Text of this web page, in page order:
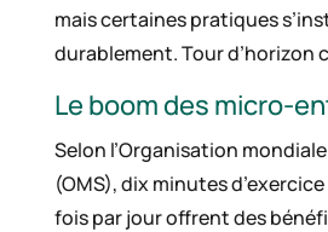
mais certaines pratiques
durablement. Tour d’horizon
Le boom des micro-
Selon l’Organisation
(OMS), dix minutes
fois par jour offrent des